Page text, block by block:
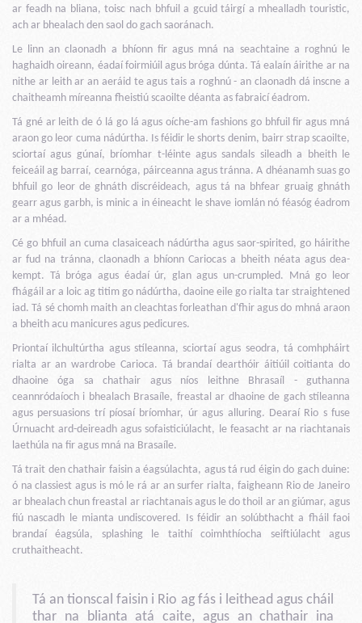
ar feadh na bliana, toisc nach bhfuil a gcuid táirgí a mhealladh touristic,
ach ar bhealach den saol do gach saoránach.
Le linn an claonadh a bhíonn fir agus mná na seachtaine a roghnú le
haghaidh oireann, éadaí foirmiúil agus bróga dúnta. Tá ealaín áirithe ar na
nithe ar leith ar an aeráid te agus tais a roghnú - an claonadh dá inscne a
chaitheamh míreanna fheistiú scaoilte déanta as fabraicí éadrom.
Tá gné ar leith de ó lá go lá agus oíche-am fashions go bhfuil fir agus mná
araon go leor cuma nádúrtha. Is féidir le shorts denim, bairr strap scaoilte,
sciortaí agus gúnaí, bríomhar t-léinte agus sandals sileadh a bheith le
feiceáil ag barraí, cearnóga, páirceanna agus tránna. A dhéanamh suas go
bhfuil go leor de ghnáth discréideach, agus tá na bhfear gruaig ghnáth
gearr agus garbh, is minic a in éineacht le shave iomlán nó féasóg éadrom
ar a mhéad.
Cé go bhfuil an cuma clasaiceach nádúrtha agus saor-spirited, go háirithe
ar fud na tránna, claonadh a bhíonn Cariocas a bheith néata agus dea-
kempt. Tá bróga agus éadaí úr, glan agus un-crumpled. Mná go leor
fhágáil ar a loic ag titim go nádúrtha, daoine eile go rialta tar straightened
iad. Tá sé chomh maith an cleachtas forleathan d'fhir agus do mhná araon
a bheith acu manicures agus pedicures.
Priontaí ilchultúrtha agus stíleanna, sciortaí agus seodra, tá comhpháirt
rialta ar an wardrobe Carioca. Tá brandaí dearthóir áitiúil coitianta do
dhaoine óga sa chathair agus níos leithne Bhrasaíl - guthanna
ceannródaíoch i bhealach Brasaíle, freastal ar dhaoine de gach stíleanna
agus persuasions trí píosaí bríomhar, úr agus alluring. Dearaí Rio s fuse
Úrnuacht ard-deireadh agus sofaisticiúlacht, le feasacht ar na riachtanais
laethúla na fir agus mná na Brasaíle.
Tá trait den chathair faisin a éagsúlachta, agus tá rud éigin do gach duine:
ó na classiest agus is mó le rá ar an surfer rialta, faigheann Rio de Janeiro
ar bhealach chun freastal ar riachtanais agus le do thoil ar an giúmar, agus
fiú nascadh le mianta undiscovered. Is féidir an solúbthacht a fháil faoi
brandaí éagsúla, splashing le taithí coimhthíocha seiftiúlacht agus
cruthaitheacht.
Tá an tionscal faisin i Rio ag fás i leithead agus cháil
thar na blianta atá caite, agus an chathair ina